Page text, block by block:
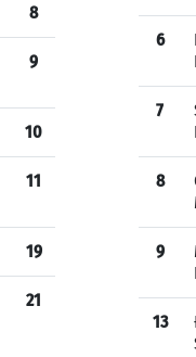
8
9
10
11
19
21
6
7
8
9
13